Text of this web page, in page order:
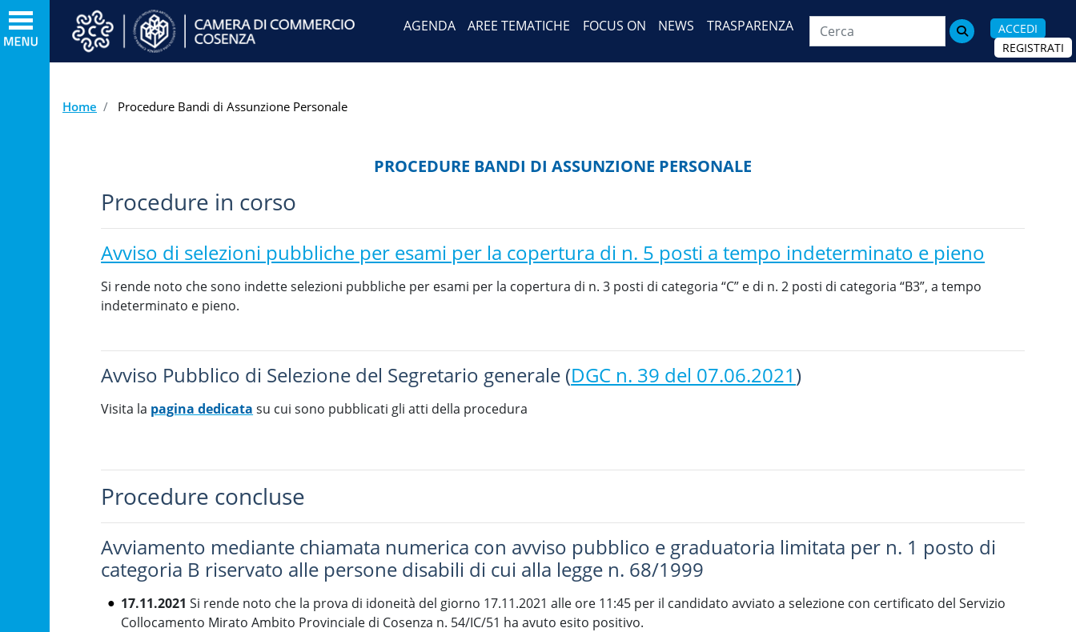
al
principale
AGENDA AREE TEMATICHE FOCUS ON NEWS TRASPARENZA 
ACCEDI
REGISTRATI
Home Procedure Bandi di Assunzione Personale
PROCEDURE BANDI DI ASSUNZIONE PERSONALE
Procedure in corso
Avviso di selezioni pubbliche per esami per la copertura di n. 5 posti a tempo indeterminato e pieno
Si rende noto che sono indette selezioni pubbliche per esami per la copertura di n. 3 posti di categoria “C” e di n. 2 posti di categoria “B3”, a tempo
indeterminato e pieno.
Avviso Pubblico di Selezione del Segretario generale (DGC n. 39 del 07.06.2021)
Visita la pagina dedicata su cui sono pubblicati gli atti della procedura
Procedure concluse
Avviamento mediante chiamata numerica con avviso pubblico e graduatoria limitata per n. 1 posto di
categoria B riservato alle persone disabili di cui alla legge n. 68/1999
17.11.2021 Si rende noto che la prova di idoneità del giorno 17.11.2021 alle ore 11:45 per il candidato avviato a selezione con certificato del Servizio
Collocamento Mirato Ambito Provinciale di Cosenza n. 54/IC/51 ha avuto esito positivo.